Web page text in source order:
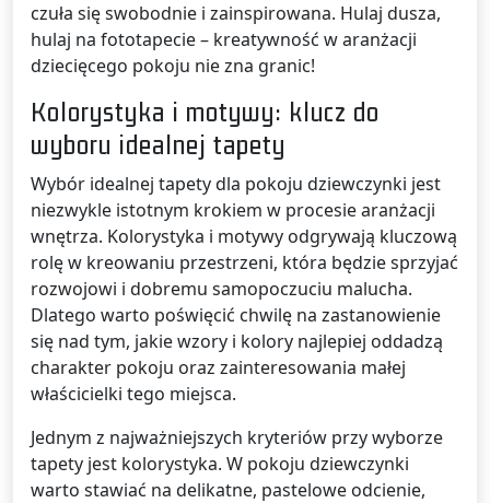
czuła się swobodnie i zainspirowana. Hulaj dusza,
hulaj na fototapecie – kreatywność w aranżacji
dziecięcego pokoju nie zna granic!
Kolorystyka i motywy: klucz do
wyboru idealnej tapety
Wybór idealnej tapety dla pokoju dziewczynki jest
niezwykle istotnym krokiem w procesie aranżacji
wnętrza. Kolorystyka i motywy odgrywają kluczową
rolę w kreowaniu przestrzeni, która będzie sprzyjać
rozwojowi i dobremu samopoczuciu malucha.
Dlatego warto poświęcić chwilę na zastanowienie
się nad tym, jakie wzory i kolory najlepiej oddadzą
charakter pokoju oraz zainteresowania małej
właścicielki tego miejsca.
Jednym z najważniejszych kryteriów przy wyborze
tapety jest kolorystyka. W pokoju dziewczynki
warto stawiać na delikatne, pastelowe odcienie,